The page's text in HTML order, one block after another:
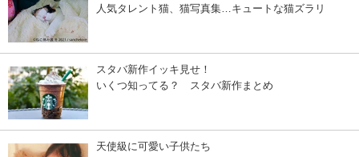
人気タレント猫、猫写真集…キュートな猫ズラリ
スタバ新作イッキ見せ！
いくつ知ってる？ スタバ新作まとめ
天使級に可愛い子供たち